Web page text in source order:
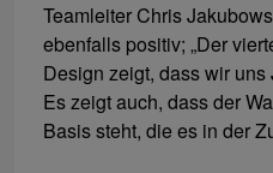
Teamleiter Chris
ebenfalls positiv; „Der
Design zeigt, dass wir
Es zeigt auch, dass der
Basis steht, die es in der